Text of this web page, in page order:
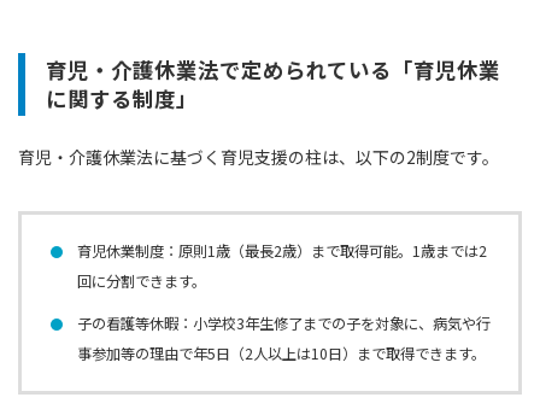
育児・介護休業法で定められている「育児休業
に関する制度」
育児・介護休業法に基づく育児支援の柱は、以下の2制度です。
育児休業制度：原則1歳（最長2歳）まで取得可能。1歳までは2
回に分割できます。
子の看護等休暇：小学校3年生修了までの子を対象に、病気や行
事参加等の理由で年5日（2人以上は10日）まで取得できます。